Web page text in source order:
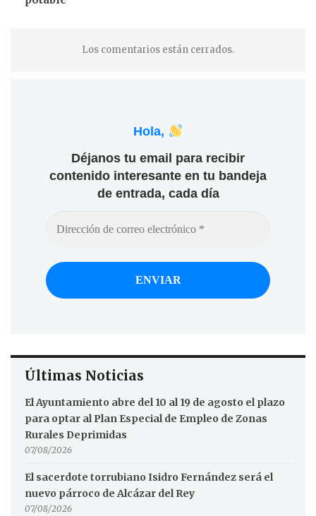
Los comentarios están cerrados.
Hola,
Déjanos tu email para recibir
contenido interesante en tu bandeja
de entrada, cada día
Últimas Noticias
El Ayuntamiento abre del 10 al 19 de agosto el plazo
para optar al Plan Especial de Empleo de Zonas
Rurales Deprimidas
07/08/2026
El sacerdote torrubiano Isidro Fernández será el
nuevo párroco de Alcázar del Rey
07/08/2026